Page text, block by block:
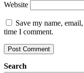
Website
Save my name,
time I comment.
Search